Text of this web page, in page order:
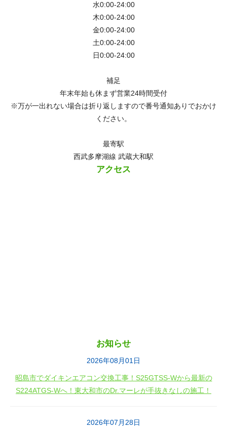
水0:00-24:00
木0:00-24:00
金0:00-24:00
土0:00-24:00
日0:00-24:00
補足
年末年始も休まず営業24時間受付
※万が一出れない場合は折り返しますので番号通知ありでおかけ
ください。
最寄駅
西武多摩湖線 武蔵大和駅
アクセス
お知らせ
2026年08月01日
昭島市でダイキンエアコン交換工事！S25GTSS-Wから最新の
S224ATGS-Wへ！東大和市のDr.マーレが手抜きなしの施工！
2026年07月28日